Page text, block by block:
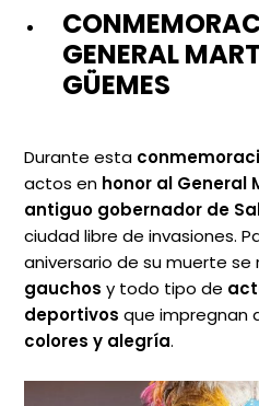
GENERAL
GÜEMES
Durante esta
actos en honor al General
antiguo gobernador de
ciudad libre de invasiones.
aniversario de su muerte se
gauchos y todo tipo de
deportivos que impregnan
colores y alegría.